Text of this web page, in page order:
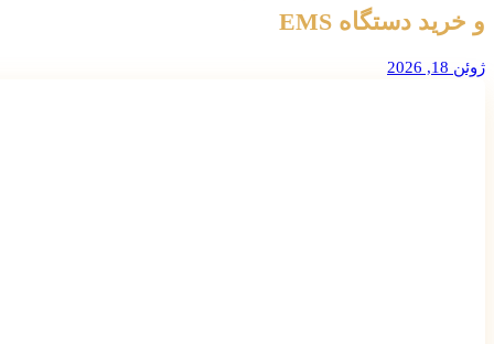
و خرید دستگاه EMS
ژوئن 18, 2026